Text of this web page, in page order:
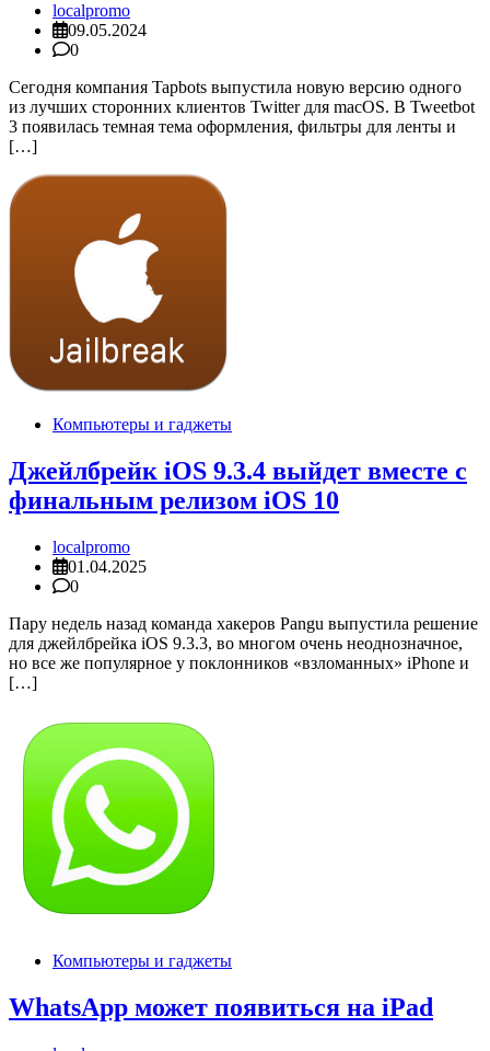
localpromo
09.05.2024
0
Сегодня компания Tapbots выпустила новую версию одного
из лучших сторонних клиентов Twitter для macOS. В Tweetbot
3 появилась темная тема оформления, фильтры для ленты и
[…]
Компьютеры и гаджеты
Джейлбрейк iOS 9.3.4 выйдет вместе с
финальным релизом iOS 10
localpromo
01.04.2025
0
Пару недель назад команда хакеров Pangu выпустила решение
для джейлбрейка iOS 9.3.3, во многом очень неоднозначное,
но все же популярное у поклонников «взломанных» iPhone и
[…]
Компьютеры и гаджеты
WhatsApp может появиться на iPad